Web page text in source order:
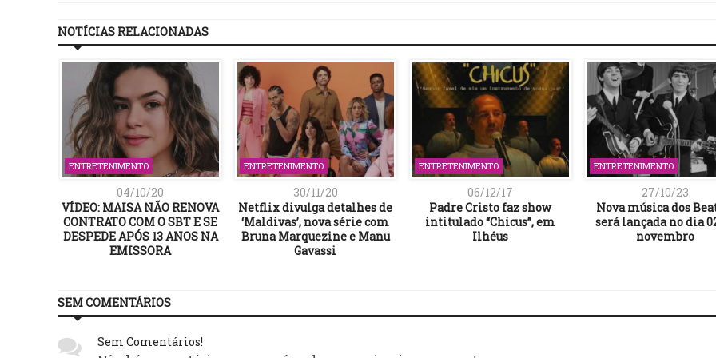
NOTÍCIAS RELACIONADAS
ENTRETENIMENTO
04/10/20
VÍDEO: MAISA NÃO RENOVA
CONTRATO COM O SBT E SE
DESPEDE APÓS 13 ANOS NA
EMISSORA
ENTRETENIMENTO
30/11/20
Netflix divulga detalhes de
‘Maldivas’, nova série com
Bruna Marquezine e Manu
Gavassi
ENTRETENIMENTO
06/12/17
Padre Cristo faz show
intitulado “Chicus”, em
Ilhéus
ENTRETENIMENTO
27/10/23
Nova música dos
será lançada no dia
novembro
SEM COMENTÁRIOS
Sem Comentários!